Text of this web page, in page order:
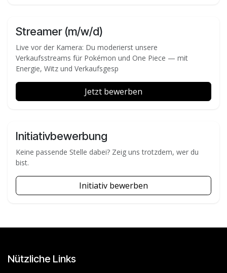
Streamer (m/w/d)
Live vor der Kamera: Du moderierst unsere
Verkaufsstreams für Pokémon und One Piece — mit
Energie, Witz und Verkaufsgesp
Jetzt bewerben
Initiativbewerbung
Keine passende Stelle dabei? Zeig uns trotzdem, wer du
bist.
Initiativ bewerben
Nützliche Links